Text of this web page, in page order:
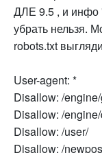
ДЛЕ 9.5 , и инфо
убрать нельзя.
robots.txt
User-agent: *
Disallow: /
Disallow: /
Disallow: /user/
Disallow: /